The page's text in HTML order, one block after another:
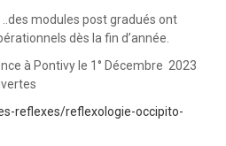
modules post gradués ont
dès la fin d’année.
à Pontivy le 1° Décembre 2023
reflexes/reflexologie-occipito-